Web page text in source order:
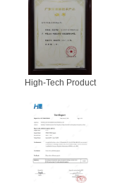
High-Tech Product